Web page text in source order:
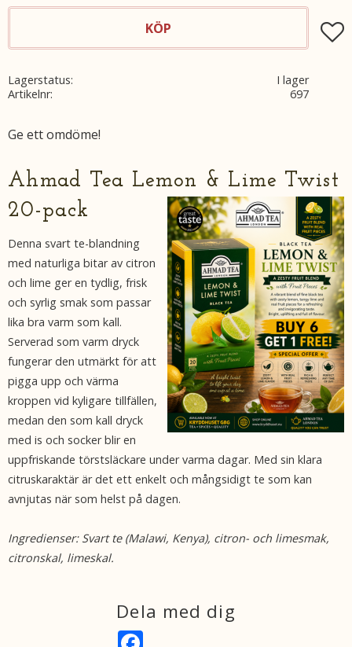
KÖP
Lagerstatus
I lager
Artikelnr
697
Ge ett omdöme!
Ahmad Tea Lemon & Lime Twist
20-pack
Denna svart te-blandning
med naturliga bitar av citron
och lime ger en tydlig, frisk
och syrlig smak som passar
lika bra varm som kall.
Serverad som varm dryck
fungerar den utmärkt för att
pigga upp och värma
kroppen vid kyligare tillfällen,
medan den som kall dryck
med is och socker blir en
uppfriskande törstsläckare under varma dagar. Med sin klara
citruskaraktär är det ett enkelt och mångsidigt te som kan
avnjutas när som helst på dagen.
Ingredienser: Svart te (Malawi, Kenya), citron- och limesmak,
citronskal, limeskal.
Dela med dig